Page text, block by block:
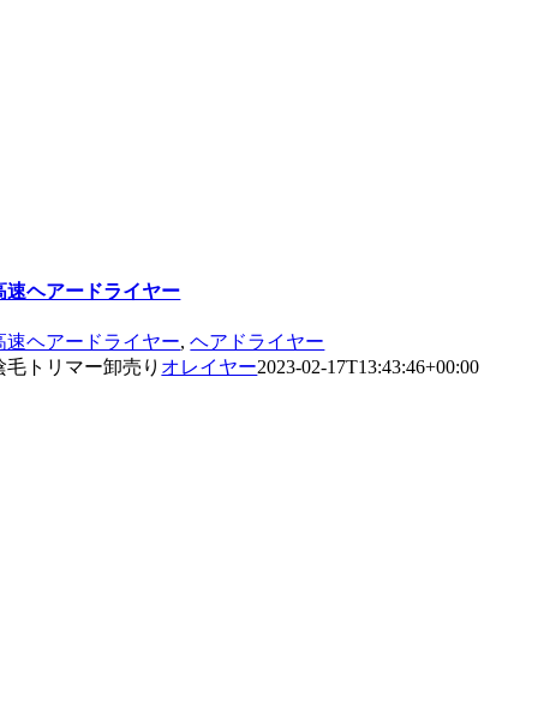
速ヘアードライヤー
速ヘアードライヤー,ヘアドライヤー
毛トリマー卸売り オレイヤー2023-02-17T13:43:46+00:00